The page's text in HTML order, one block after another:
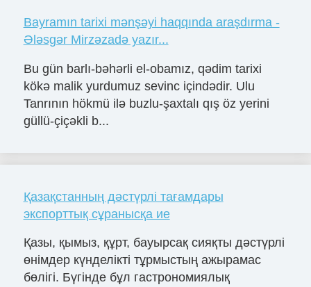
Bayramın tarixi mənşəyi haqqında araşdırma -
Ələsgər Mirzəzadə yazır...
Bu gün barlı-bəhərli el-obamız, qədim tarixi
kökə malik yurdumuz sevinc içindədir. Ulu
Tanrının hökmü ilə buzlu-şaxtalı qış öz yerini
güllü-çiçəkli b...
Қазақстанның дәстүрлі тағамдары
экспорттық сұранысқа ие
Қазы, қымыз, құрт, бауырсақ сияқты дәстүрлі
өнімдер күнделікті тұрмыстың ажырамас
бөлігі. Бүгінде бұл гастрономиялық